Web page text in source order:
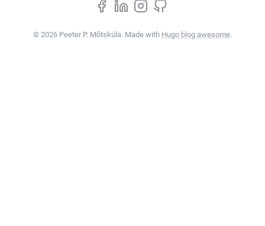
© 2026 Peeter P. Mõtsküla. Made with Hugo blog awesome.